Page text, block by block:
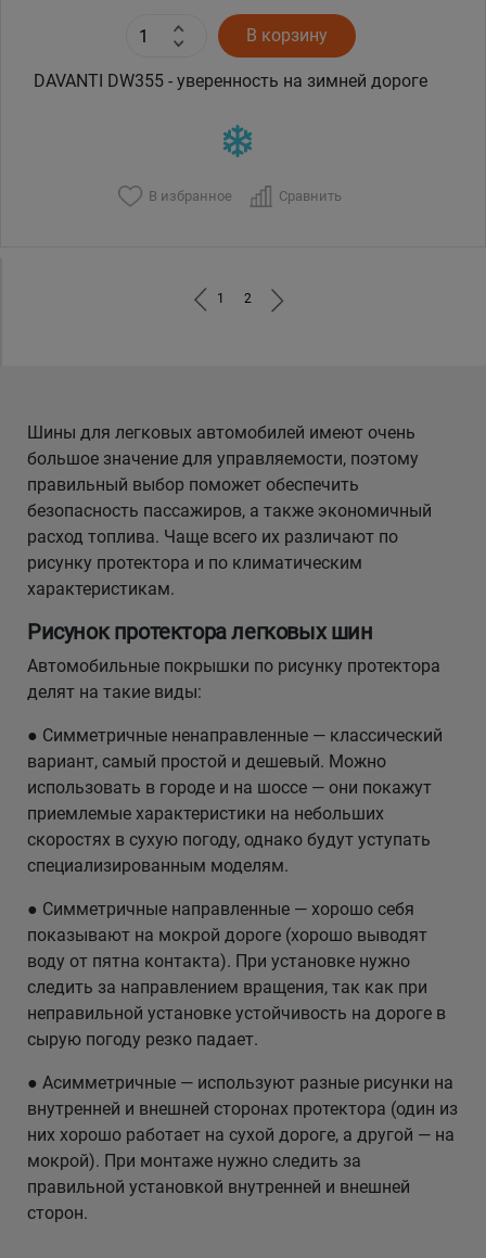
В корзину
DAVANTI DW355 - уверенность на зимней дороге
В избранное Сравнить
1 2
Шины для легковых автомобилей имеют очень
большое значение для управляемости, поэтому
правильный выбор поможет обеспечить
безопасность пассажиров, а также экономичный
расход топлива. Чаще всего их различают по
рисунку протектора и по климатическим
характеристикам.
Рисунок протектора легковых шин
Автомобильные покрышки по рисунку протектора
делят на такие виды:
● Симметричные ненаправленные — классический
вариант, самый простой и дешевый. Можно
использовать в городе и на шоссе — они покажут
приемлемые характеристики на небольших
скоростях в сухую погоду, однако будут уступать
специализированным моделям.
● Симметричные направленные — хорошо себя
показывают на мокрой дороге (хорошо выводят
воду от пятна контакта). При установке нужно
следить за направлением вращения, так как при
неправильной установке устойчивость на дороге в
сырую погоду резко падает.
● Асимметричные — используют разные рисунки на
внутренней и внешней сторонах протектора (один из
них хорошо работает на сухой дороге, а другой — на
мокрой). При монтаже нужно следить за
правильной установкой внутренней и внешней
сторон.